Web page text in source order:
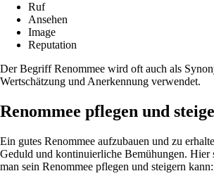
Ruf
Ansehen
Image
Reputation
Der Begriff Renommee wird oft auch als
Wertschätzung und Anerkennung verwendet.
Renommee pflegen und
Ein gutes Renommee aufzubauen und zu
Geduld und kontinuierliche Bemühungen. Hier
man sein Renommee pflegen und steigern kann: